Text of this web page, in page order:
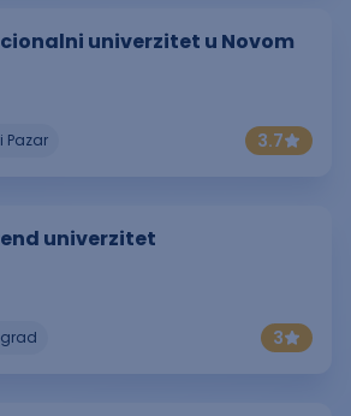
univerzitet u Novom
Pazar 3.7
univerzitet
3